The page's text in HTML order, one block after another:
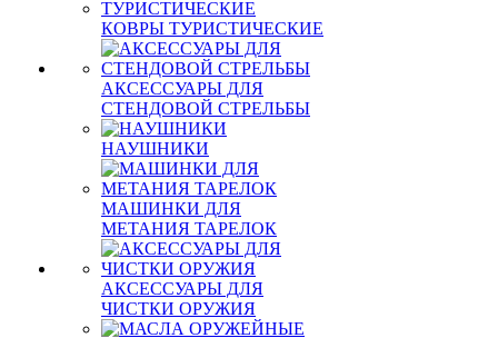
КОВРЫ ТУРИСТИЧЕСКИЕ
АКСЕССУАРЫ ДЛЯ
СТЕНДОВОЙ СТРЕЛЬБЫ
НАУШНИКИ
МАШИНКИ ДЛЯ
МЕТАНИЯ ТАРЕЛОК
АКСЕССУАРЫ ДЛЯ
ЧИСТКИ ОРУЖИЯ